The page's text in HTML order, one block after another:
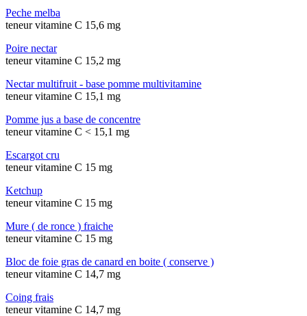
Peche melba
teneur vitamine C 15,6 mg
Poire nectar
teneur vitamine C 15,2 mg
Nectar multifruit - base pomme multivitamine
teneur vitamine C 15,1 mg
Pomme jus a base de concentre
teneur vitamine C < 15,1 mg
Escargot cru
teneur vitamine C 15 mg
Ketchup
teneur vitamine C 15 mg
Mure ( de ronce ) fraiche
teneur vitamine C 15 mg
Bloc de foie gras de canard en boite ( conserve )
teneur vitamine C 14,7 mg
Coing frais
teneur vitamine C 14,7 mg